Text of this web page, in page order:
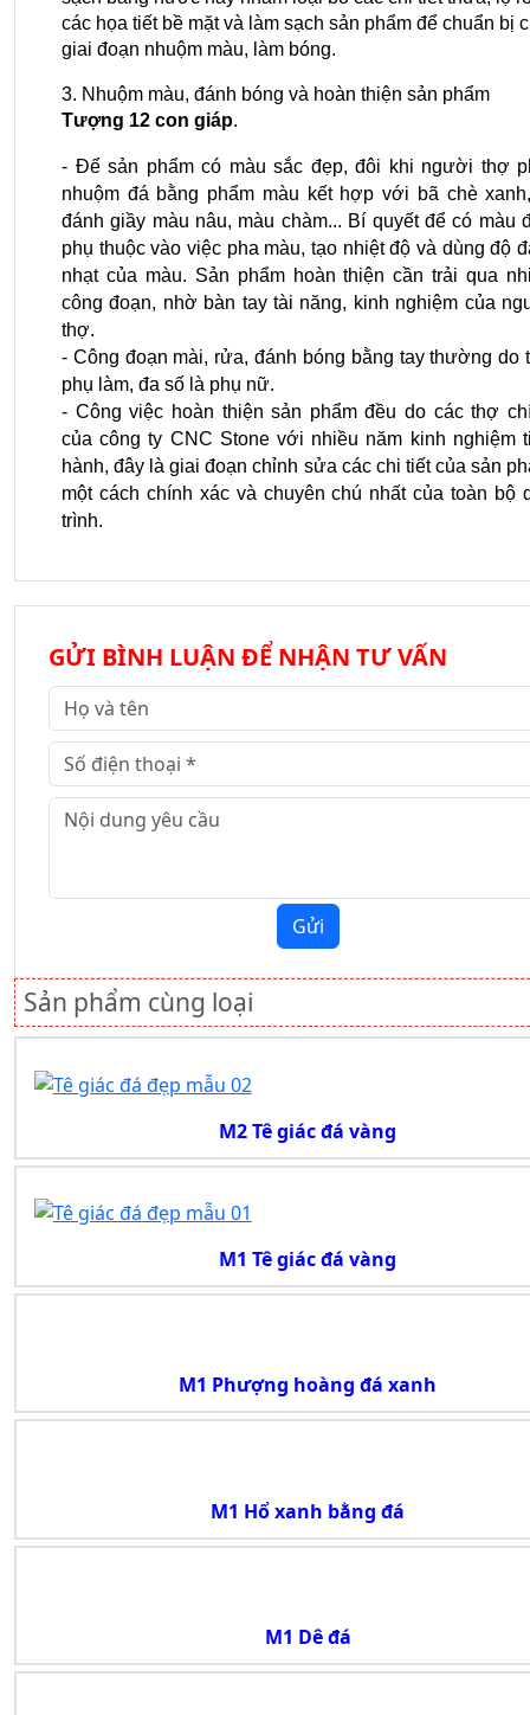
các họa tiết bề mặt và làm sạch sản phẩm để chuẩn bị
giai đoạn nhuộm màu, làm bóng.
Tượng 12 con giáp.
- Để sản phẩm có màu sắc đẹp, đôi khi người thợ
nhuộm đá bằng phẩm màu kết hợp với bã chè
đánh giầy màu nâu, màu chàm... Bí quyết để có màu
phụ thuộc vào việc pha màu, tạo nhiệt độ và dùng độ
nhạt của màu. Sản phẩm hoàn thiện cần trải qua
công đoạn, nhờ bàn tay tài năng, kinh nghiệm của
thợ.
- Công đoạn mài, rửa, đánh bóng bằng tay thường do
phụ làm, đa số là phụ nữ.
- Công việc hoàn thiện sản phẩm đều do các thợ
của công ty CNC Stone với nhiều năm kinh nghiệm
hành, đây là giai đoạn chỉnh sửa các chi tiết của sản
một cách chính xác và chuyên chú nhất của toàn bộ
trình.
GỬI BÌNH LUẬN ĐỂ NHẬN TƯ VẤN
Gửi
Sản phẩm cùng loại
M2 Tê giác đá vàng
M1 Tê giác đá vàng
M1 Phượng hoàng đá xanh
M1 Hổ xanh bằng đá
M1 Dê đá